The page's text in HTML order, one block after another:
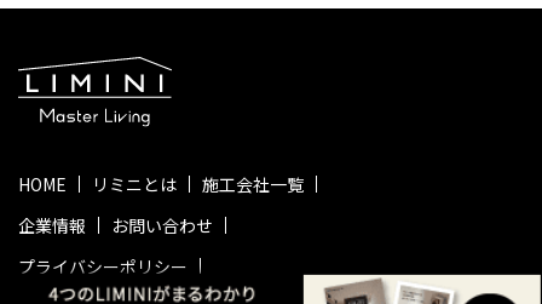
HOME リミニとは
施工会社一覧
企業情報
お問い合わせ
プライバシーポリシー